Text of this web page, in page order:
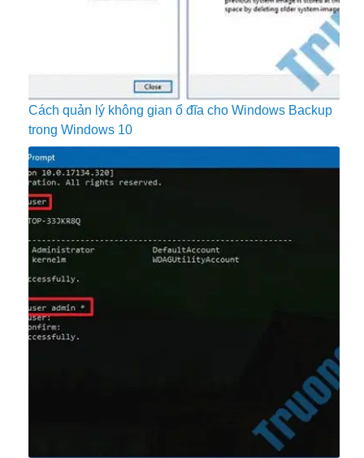
Cách quản lý không gian ổ đĩa cho Windows Backup
trong Windows 10